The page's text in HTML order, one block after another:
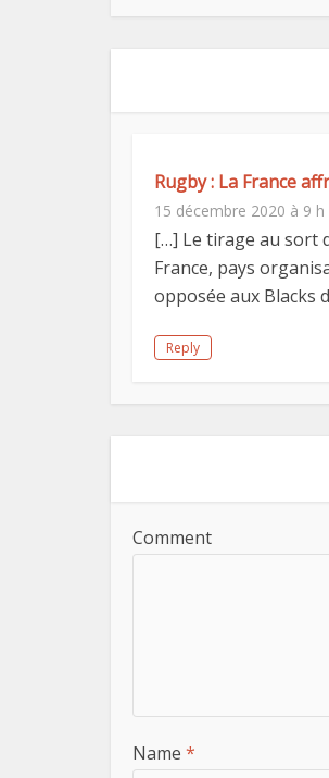
Rugby : La France
15 décembre 2020 à 9 h
[…] Le tirage au sort
France, pays
opposée aux Blacks
Reply
Comment
Name *